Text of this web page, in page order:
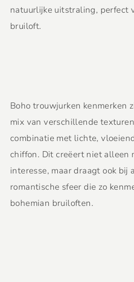
natuurlijke uitstraling, perfect
bruiloft.
Boho trouwjurken kenmerken
mix van verschillende
combinatie met lichte,
chiffon. Dit creëert niet alleen
interesse, maar draagt ook bij
romantische sfeer die zo
bohemian bruiloften.